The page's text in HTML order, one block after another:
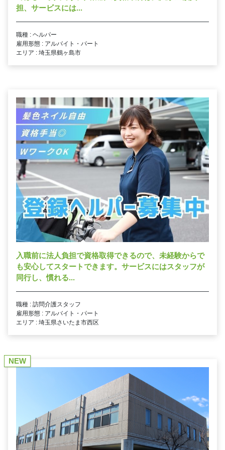
担、サービスには...
職種 : ヘルパー
雇用形態 : アルバイト・パート
エリア : 埼玉県鶴ヶ島市
入職前に法人負担で資格取得できるので、未経験からで
も安心してスタートできます。サービスにはスタッフが
同行し、慣れる...
職種 : 訪問介護スタッフ
雇用形態 : アルバイト・パート
エリア : 埼玉県さいたま市西区
NEW